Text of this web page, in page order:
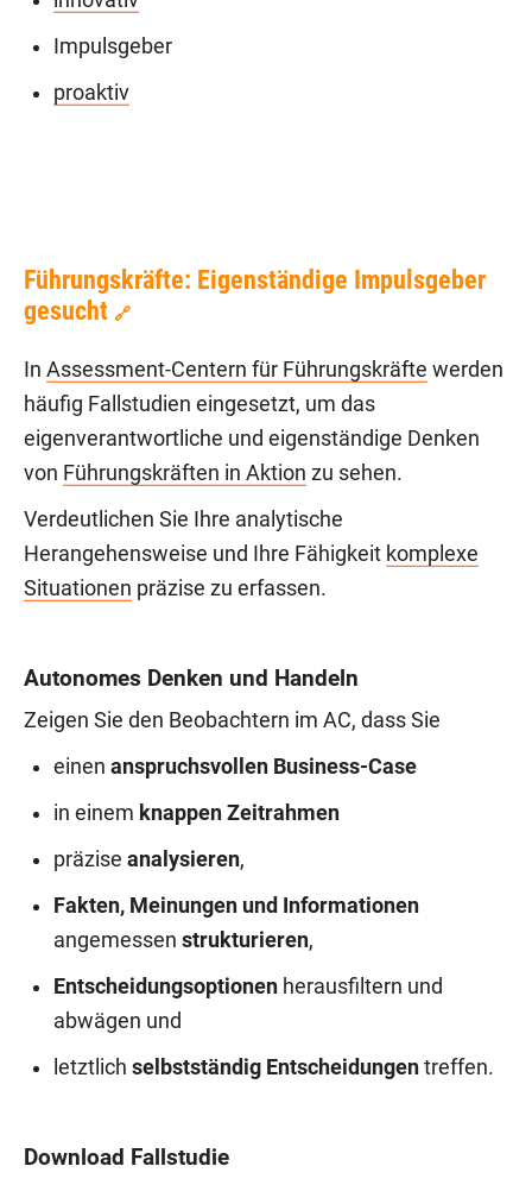
Impulsgeber
proaktiv
Führungskräfte: Eigenständige Impulsgeber
gesucht 🔗
In Assessment-Centern für Führungskräfte werden
häufig Fallstudien eingesetzt, um das
eigenverantwortliche und eigenständige Denken
von Führungskräften in Aktion zu sehen.
Verdeutlichen Sie Ihre analytische
Herangehensweise und Ihre Fähigkeit komplexe
Situationen präzise zu erfassen.
Autonomes Denken und Handeln
Zeigen Sie den Beobachtern im AC, dass Sie
einen anspruchsvollen Business-Case
in einem knappen Zeitrahmen
präzise analysieren,
Fakten, Meinungen und Informationen
angemessen strukturieren,
Entscheidungsoptionen herausfiltern und
abwägen und
letztlich selbstständig Entscheidungen treffen.
Download Fallstudie